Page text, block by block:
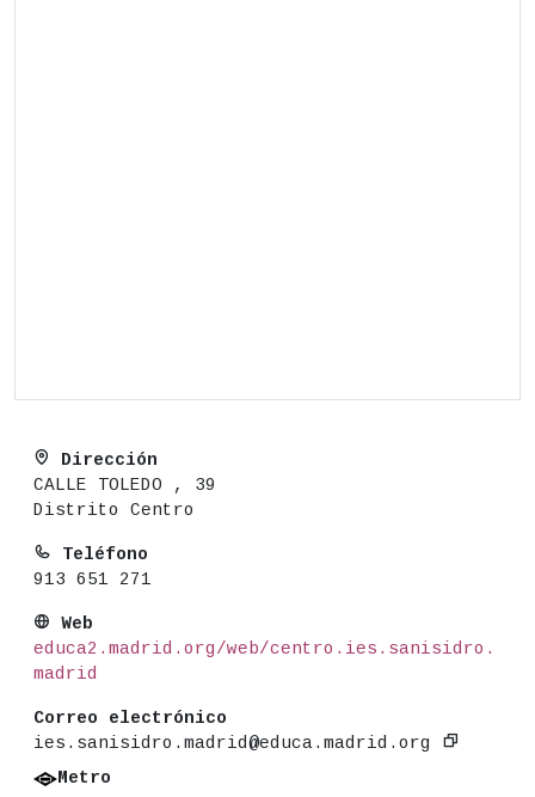
Dirección
CALLE TOLEDO , 39
Distrito Centro
Teléfono
913 651 271
Web
educa2.madrid.org/web/centro.ies.sanisidro.
madrid
Correo electrónico
ies.sanisidro.madrid@educa.madrid.org
Metro